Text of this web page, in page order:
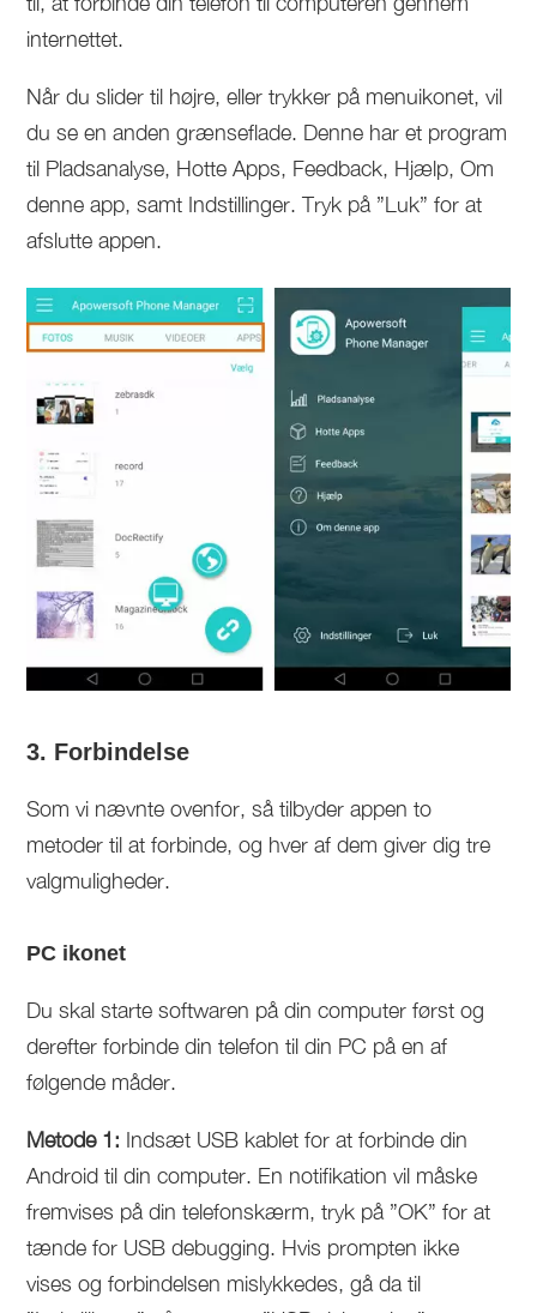
internettet.
Når du slider til højre, eller trykker på menuikonet, vil
du se en anden grænseflade. Denne har et program
til Pladsanalyse, Hotte Apps, Feedback, Hjælp, Om
denne app, samt Indstillinger. Tryk på ”Luk” for at
afslutte appen.
3. Forbindelse
Som vi nævnte ovenfor, så tilbyder appen to
metoder til at forbinde, og hver af dem giver dig tre
valgmuligheder.
PC ikonet
Du skal starte softwaren på din computer først og
derefter forbinde din telefon til din PC på en af
følgende måder.
Metode 1: Indsæt USB kablet for at forbinde din
Android til din computer. En notifikation vil måske
fremvises på din telefonskærm, tryk på ”OK” for at
tænde for USB debugging. Hvis prompten ikke
vises og forbindelsen mislykkedes, gå da til